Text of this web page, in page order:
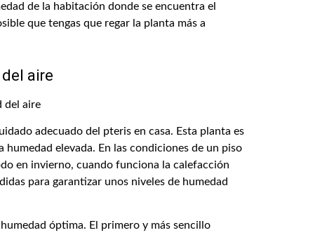
de la habitación donde se encuentra el
que tengas que regar la planta más a
aire
adecuado del pteris en casa. Esta planta es
elevada. En las condiciones de un piso
en invierno, cuando funciona la calefacción
para garantizar unos niveles de humedad
óptima. El primero y más sencillo